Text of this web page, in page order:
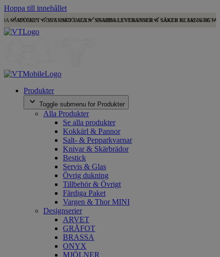
Hoppa till innehållet
OMDÖMEN SVENSKT LAGER: SNABBA LEVERANSER SÄKER KLARNA-
MYCKET GODA OMDÖMEN SNABBA LEVERANSER & SÄKER BETALNING
Produkter
Toggle submenu for Produkter
Alla Produkter
Se alla produkter
Kokkärl & Pannor
Salt- & Pepparkvarnar
Knivar & Skärbrädor
Bestick
Servis & Glas
Övrig dukning
Tillbehör & Övrigt
Färdiga Paket
Vargen & Thor MINI
Designserier
ARVET
GRÅFOT
BRASSA
ONYX
MJÖLNER